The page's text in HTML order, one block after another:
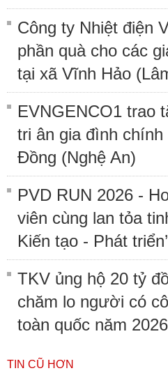
Công ty Nhiệt điện
phần quà cho các
tại xã Vĩnh Hảo
EVNGENCO1 trao
tri ân gia đình chính
Đồng (Nghệ An)
PVD RUN 2026 -
viên cùng lan tỏa
Kiến tạo - Phát triển’
TKV ủng hộ 20 tỷ
chăm lo người có
toàn quốc năm 2026
TIN CŨ HƠN